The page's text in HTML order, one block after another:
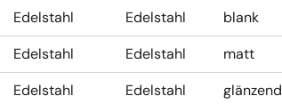
Edelstahl Edelstahl
blank
Edelstahl Edelstahl
matt
Edelstahl Edelstahl
glänzend